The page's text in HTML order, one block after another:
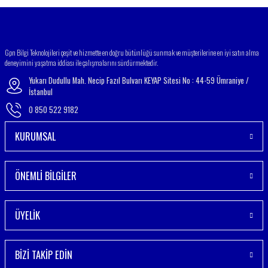
Gpn Bilgi Teknolojileri çeşit ve hizmette en doğru bütünlüğü sunmak ve müşterilerine en iyi satın alma
deneyimini yaşatma iddiası ile çalışmalarını sürdürmektedir.
Yukarı Dudullu Mah. Necip Fazıl Bulvarı KEYAP Sitesi No : 44-59 Ümraniye /
İstanbul
0 850 522 9182
KURUMSAL
ÖNEMLİ BİLGİLER
ÜYELİK
BİZİ TAKİP EDİN